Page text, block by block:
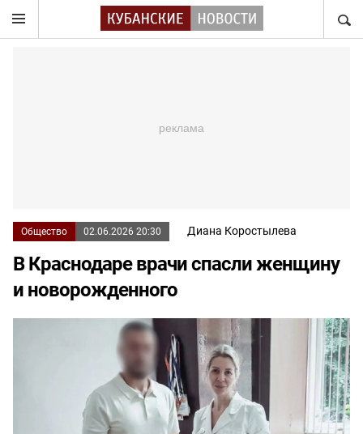
Общество 02.06.2026 20:30 Диана Коростылева
В Краснодаре врачи спасли женщину
и новорожденного